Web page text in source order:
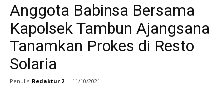
Anggota Babinsa Bersama
Kapolsek Tambun Ajangsana
Tanamkan Prokes di Resto
Solaria
Penulis Redaktur 2 - 11/10/2021